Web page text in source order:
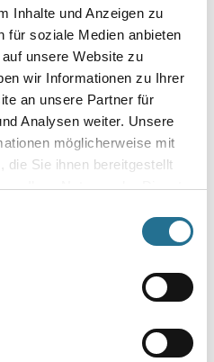
Inhalte und Anzeigen zu
für soziale Medien anbieten
unsere Website zu
wir Informationen zu Ihrer
an unsere Partner für
Analysen weiter. Unsere
möglicherweise mit
die Sie ihnen bereitgestellt
Ihrer Nutzung der Dienste